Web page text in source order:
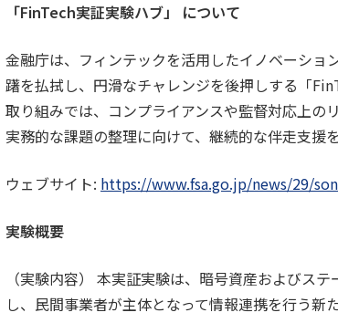
「FinTech実証実験ハブ」 について
金融庁は、フィンテックを活用したイノベーシ
躇を払拭し、円滑なチャレンジを後押しする「
取り組みでは、コンプライアンスや監督対応上の
実務的な課題の整理に向けて、継続的な伴走支援
ウェブサイト: https://www.fsa.go.jp/news/29/
実験概要
（実験内容） 本実証実験は、暗号資産およびス
し、民間事業者が主体となって情報連携を行う新